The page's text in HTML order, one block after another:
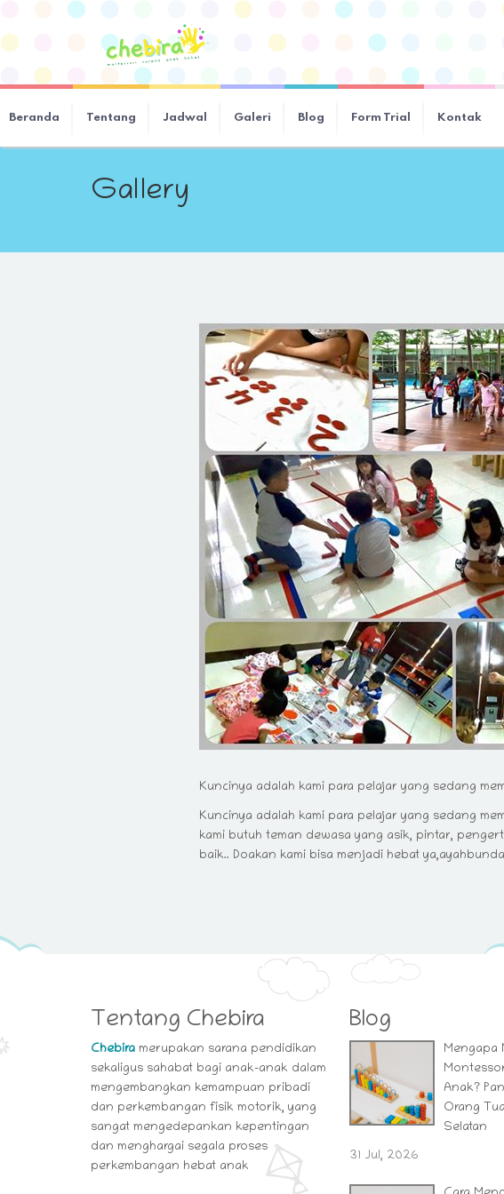
Beranda Tentang Jadwal Galeri Blog Form Trial Kontak
Gallery
Kuncinya adalah kami para pelajar yang sedang
Kuncinya adalah kami para pelajar yang sedang
kami butuh teman dewasa yang asik, pintar,
baik.. Doakan kami bisa menjadi hebat
Tentang Chebira
Chebira merupakan sarana pendidikan
sekaligus sahabat bagi anak-anak dalam
mengembangkan kemampuan pribadi
dan perkembangan fisik motorik, yang
sangat mengedepankan kepentingan
dan menghargai segala proses
perkembangan hebat anak
Blog
Mengapa
Anak?
Orang
Selatan
31 Jul, 2026